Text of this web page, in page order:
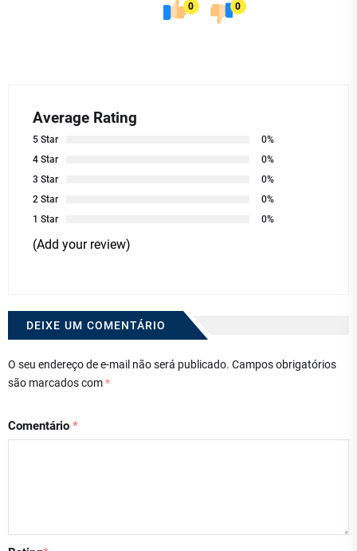
0 0
Average Rating
5 Star
0%
4 Star
0%
3 Star
0%
2 Star
0%
1 Star
0%
(Add your review)
DEIXE UM COMENTÁRIO
O seu endereço de e-mail não será publicado. Campos obrigatórios
são marcados com*
Comentário *